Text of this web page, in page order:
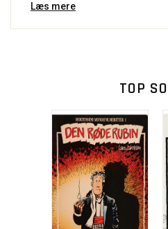
Læs mere
TOP